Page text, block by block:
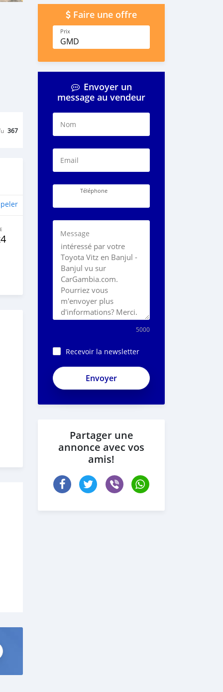
367
Faire une offre
Prix
GMD
Envoyer un
message au vendeur
Nom
Email
Téléphone
Message
5000
Recevoir la newsletter
Partager une
annonce avec vos
amis!